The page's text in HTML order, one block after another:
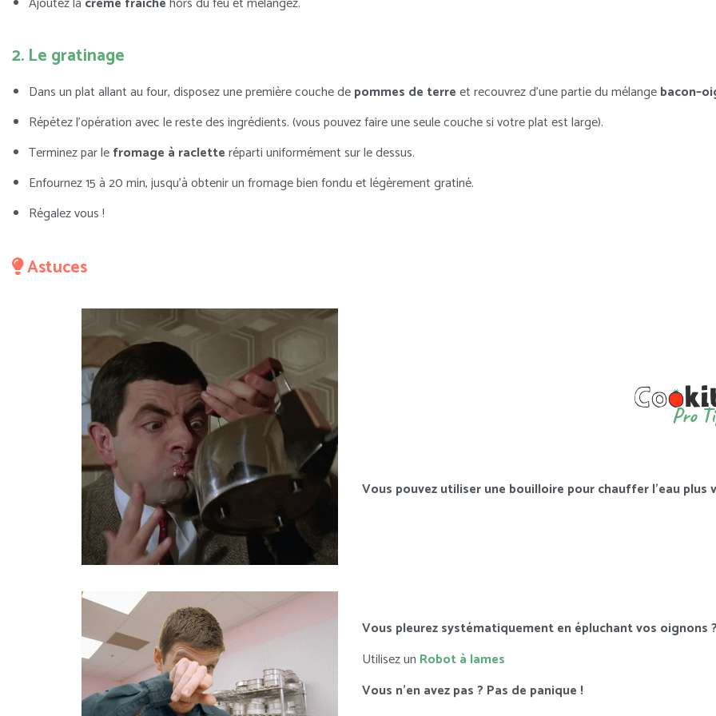
2. Le gratinage
Dans un plat allant au four, disposez une première couche depommes de terreet recouvrez d’une partie du mélange
Répétez l’opération avec le reste des ingrédients. (vous pouvez faire une seule couche si votre plat est large).
Terminez par lefromage à racletteréparti uniformément sur le dessus.
Enfournez 15 à 20 min, jusqu’à obtenir un fromage bien fondu et légèrement gratiné.
Régalez vous !
Astuces
Pro
Vous pouvez utiliser une bouilloire pour chauffer l’eau plus
Vous pleurez systématiquement en épluchant vos oignons ?
Utilisez un Robot à lames
Vous n’en avez pas ? Pas de panique !